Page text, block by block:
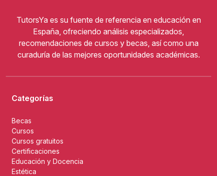
TutorsYa es su fuente de referencia en educación en
España, ofreciendo análisis especializados,
recomendaciones de cursos y becas, así como una
curaduría de las mejores oportunidades académicas.
Categorías
Becas
Cursos
Cursos gratuitos
Certificaciones
Educación y Docencia
Estética